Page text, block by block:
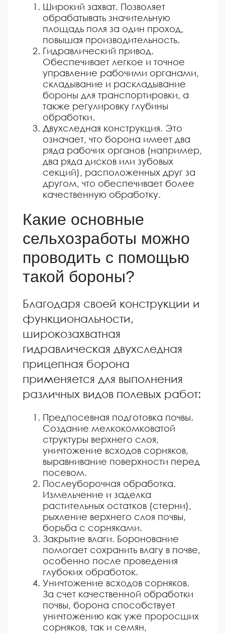
Широкий захват. Позволяет
обрабатывать значительную
площадь поля за один проход,
повышая производительность.
Гидравлический привод.
Обеспечивает легкое и точное
управление рабочими органами,
складывание и раскладывание
бороны для транспортировки, а
также регулировку глубины
обработки.
Двухследная конструкция. Это
означает, что борона имеет два
ряда рабочих органов (например,
два ряда дисков или зубовых
секций), расположенных друг за
другом, что обеспечивает более
качественную обработку.
Какие основные
сельхозработы можно
проводить с помощью
такой бороны?
Благодаря своей конструкции и
функциональности,
широкозахватная
гидравлическая двухследная
прицепная борона
применяется для выполнения
различных видов полевых работ:
Предпосевная подготовка почвы.
Создание мелкокомковатой
структуры верхнего слоя,
уничтожение всходов сорняков,
выравнивание поверхности перед
посевом.
Послеуборочная обработка.
Измельчение и заделка
растительных остатков (стерни),
рыхление верхнего слоя почвы,
борьба с сорняками.
Закрытие влаги. Боронование
помогает сохранить влагу в почве,
особенно после проведения
глубоких обработок.
Уничтожение всходов сорняков.
За счет качественной обработки
почвы, борона способствует
уничтожению как уже проросших
сорняков, так и семян,